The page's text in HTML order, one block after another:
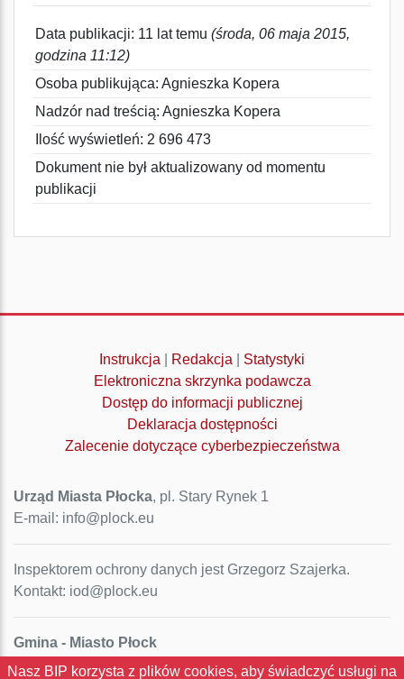
Data publikacji: 11 lat temu (środa, 06 maja 2015,
godzina 11:12)
Osoba publikująca: Agnieszka Kopera
Nadzór nad treścią: Agnieszka Kopera
Ilość wyświetleń: 2 696 473
Dokument nie był aktualizowany od momentu
publikacji
Instrukcja Redakcja
Statystyki
Elektroniczna skrzynka podawcza
Dostęp do informacji publicznej
Deklaracja dostępności
Zalecenie dotyczące cyberbezpieczeństwa
Urząd Miasta Płocka, pl. Stary Rynek 1
E-mail: info@plock.eu
Inspektorem ochrony danych jest Grzegorz Szajerka.
Kontakt: iod@plock.eu
Gmina - Miasto Płock
Pl. Stary Rynek 1
Nasz BIP korzysta z plików cookies, aby świadczyć usługi na